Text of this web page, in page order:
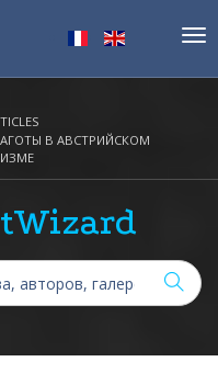
В АВСТРИЙСКОМ